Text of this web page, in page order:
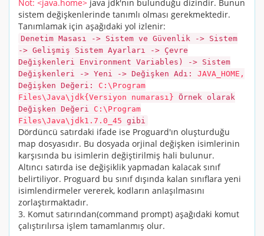
Not: <java.home> java jdk'nın bulunduğu dizindir. Bunun
sistem değişkenlerinde tanımlı olması gerekmektedir.
Tanımlamak için aşağıdaki yol izlenir:
Denetim Masası -> Sistem ve Güvenlik -> Sistem
-> Gelişmiş Sistem Ayarları -> Çevre
Değişkenleri Environment Variables) -> Sistem
Değişkenleri -> Yeni -> Değişken Adı: JAVA_HOME,
Değişken Değeri: C:\Program
Files\Java\jdk{Versiyon numarası} Örnek olarak
Değişken Değeri C:\Program
Files\Java\jdk1.7.0_45 gibi
Dördüncü satırdaki ifade ise Proguard'ın oluşturduğu
map dosyasıdır. Bu dosyada orjinal değişken isimlerinin
karşısında bu isimlerin değiştirilmiş hali bulunur.
Altıncı satırda ise değişiklik yapmadan kalacak sınıf
belirtiliyor. Proguard bu sınıf dışında kalan sınıflara yeni
isimlendirmeler vererek, kodların anlaşılmasını
zorlaştırmaktadır.
3. Komut satırından(command prompt) aşağıdaki komut
çalıştırılırsa işlem tamamlanmış olur.